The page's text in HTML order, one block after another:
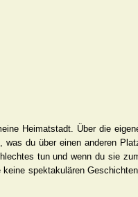
Heimatstadt. Über die
du über einen anderen
tun und wenn du sie
spektakulären